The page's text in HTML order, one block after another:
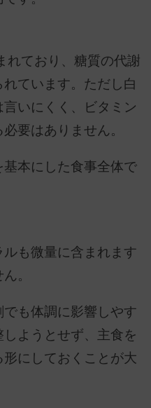
れており、糖質の代謝
ています。ただし白
いにくく、ビタミン
要はありません。
本にした食事全体で
も微量に含まれます
。
も体調に影響しやす
ようとせず、主食を
にしておくことが大